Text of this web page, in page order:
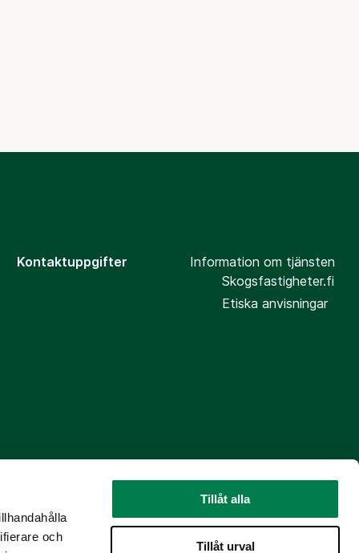
och
Tillåt alla
Tillåt urval
Kontaktuppgifter
Information om tjänsten
Skogsfastigheter.fi
Etiska anvisningar